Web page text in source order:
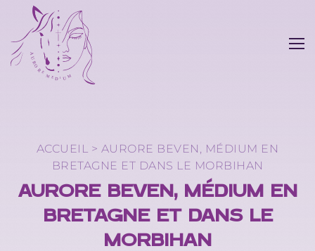
QUI-SUIS-JE ?
MES PRESTATIONS
Guidance et voyance
Guérison
ACTUALITÉS
CONTACT
ACCUEIL > AURORE BEVEN, MÉDIUM EN
BRETAGNE ET DANS LE MORBIHAN
AURORE BEVEN, MÉDIUM EN
BRETAGNE ET DANS LE
MORBIHAN